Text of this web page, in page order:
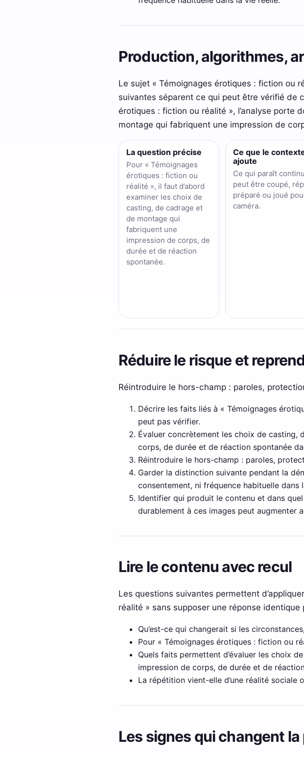
Production, algorithmes,
Le sujet « Témoignages érotiques : fiction ou
suivantes séparent ce qui peut être vérifié de
érotiques : fiction ou réalité », l’analyse porte
montage qui fabriquent une impression de
La question précise
Pour « Témoignages
érotiques : fiction ou
réalité », il faut d’abord
examiner les choix de
casting, de cadrage et
de montage qui
fabriquent une
impression de corps, de
durée et de réaction
spontanée.
Ce que le
ajoute
Ce qui paraît continu
peut être coupé,
préparé ou joué
caméra.
Réduire le risque et
Réintroduire le hors-champ : paroles,
Décrire les faits liés à « Témoignages
peut pas vérifier.
Évaluer concrètement les choix de casting,
corps, de durée et de réaction spontanée
Réintroduire le hors-champ : paroles,
Garder la distinction suivante pendant la
consentement, ni fréquence habituelle dans
Identifier qui produit le contenu et dans
durablement à ces images peut augmenter
Lire le contenu avec recul
Les questions suivantes permettent
réalité » sans supposer une réponse
Qu’est-ce qui changerait si les
Pour « Témoignages érotiques : fiction ou
Quels faits permettent d’évaluer les choix
impression de corps, de durée et de
La répétition vient-elle d’une réalité
Les signes qui changent